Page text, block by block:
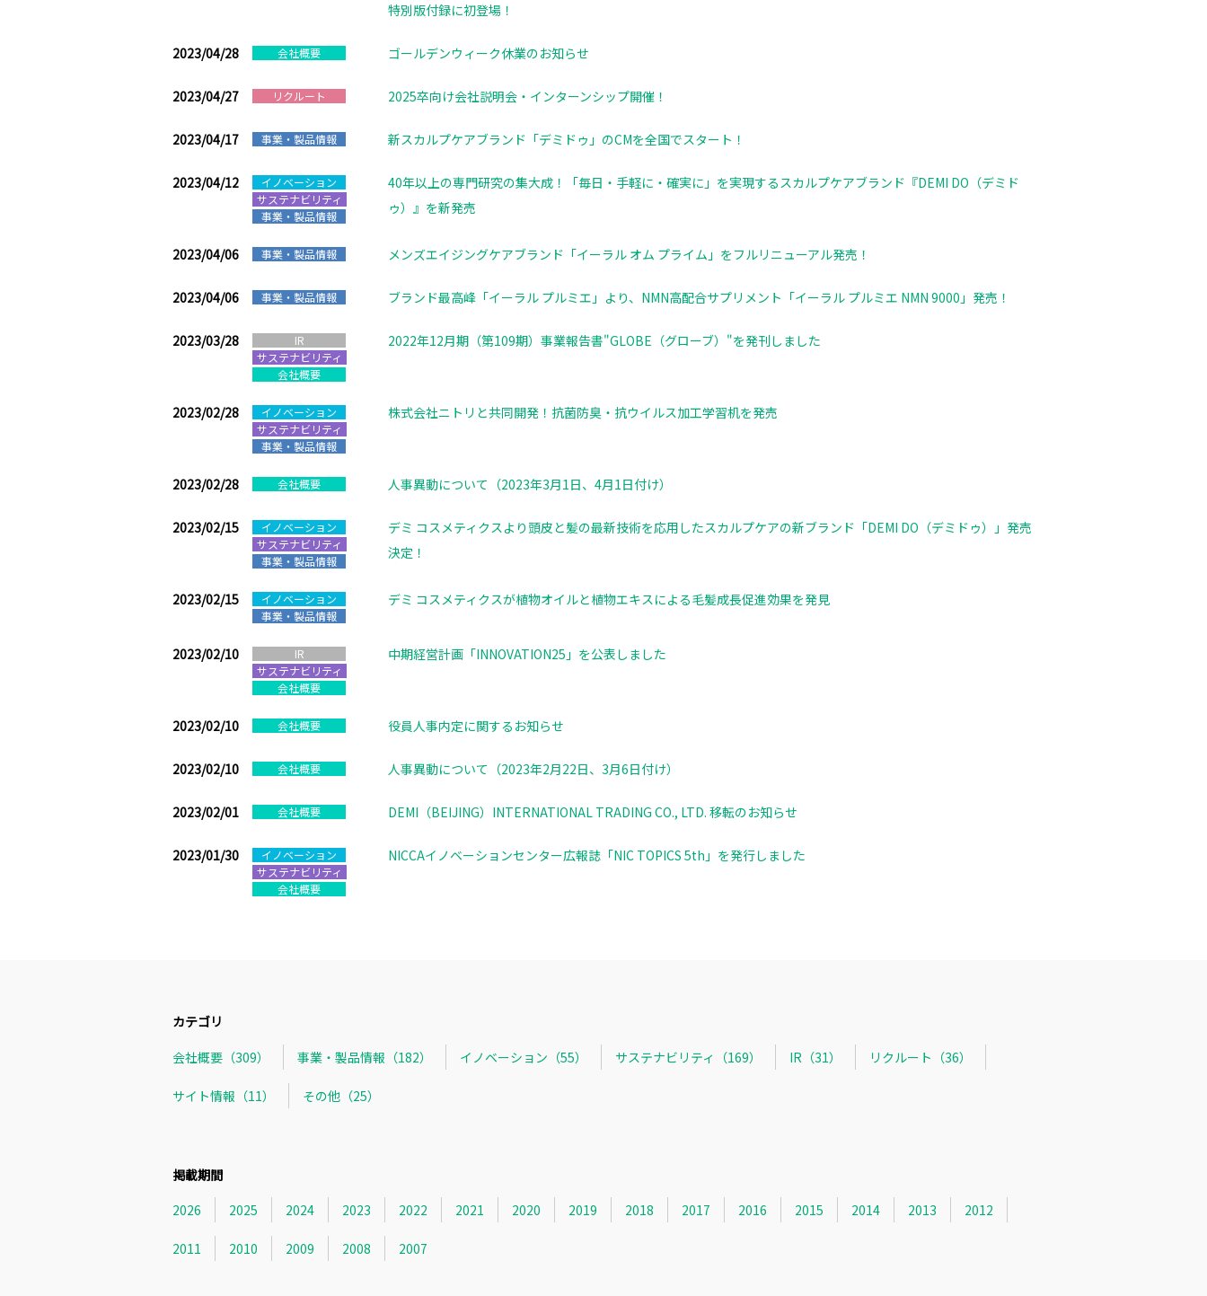
特別版付録に初登場！
2023/04/28 会社概要 ゴールデンウィーク休業のお知らせ
2023/04/27 リクルート 2025卒向け会社説明会・インターンシップ開催！
2023/04/17 事業・製品情報 新スカルプケアブランド「デミドゥ」のCMを全国でスタート！
2023/04/12
イノベーション
サステナビリティ
事業・製品情報
40年以上の専門研究の集大成！「毎日・手軽に・確実に」を実現するスカルプケアブランド『DEMI DO（デミド
ゥ）』を新発売
2023/04/06 事業・製品情報 メンズエイジングケアブランド「イーラル オム プライム」をフルリニューアル発売！
2023/04/06 事業・製品情報 ブランド最高峰「イーラル プルミエ」より、NMN高配合サプリメント「イーラル プルミエ NMN 9000」発売！
2023/03/28
IR
サステナビリティ
会社概要
2022年12月期（第109期）事業報告書"GLOBE（グローブ）"を発刊しました
2023/02/28
イノベーション
サステナビリティ
事業・製品情報
株式会社ニトリと共同開発！抗菌防臭・抗ウイルス加工学習机を発売
2023/02/28 会社概要 人事異動について（2023年3月1日、4月1日付け）
2023/02/15
イノベーション
サステナビリティ
事業・製品情報
デミ コスメティクスより頭皮と髪の最新技術を応用したスカルプケアの新ブランド「DEMI DO（デミドゥ）」発売
決定！
2023/02/15
イノベーション
事業・製品情報
デミ コスメティクスが植物オイルと植物エキスによる毛髪成長促進効果を発見
2023/02/10
IR
サステナビリティ
会社概要
中期経営計画「INNOVATION25」を公表しました
2023/02/10 会社概要 役員人事内定に関するお知らせ
2023/02/10 会社概要 人事異動について（2023年2月22日、3月6日付け）
2023/02/01 会社概要 DEMI（BEIJING）INTERNATIONAL TRADING CO., LTD. 移転のお知らせ
2023/01/30
イノベーション
サステナビリティ
会社概要
NICCAイノベーションセンター広報誌「NIC TOPICS 5th」を発行しました
カテゴリ
会社概要（309）
事業・製品情報（182） イノベーション（55） サステナビリティ（169） IR（31） リクルート（36）
サイト情報（11） その他（25）
掲載期間
2026
2025 2024 2023 2022 2021 2020 2019 2018 2017 2016 2015 2014 2013 2012
2011 2010 2009 2008 2007